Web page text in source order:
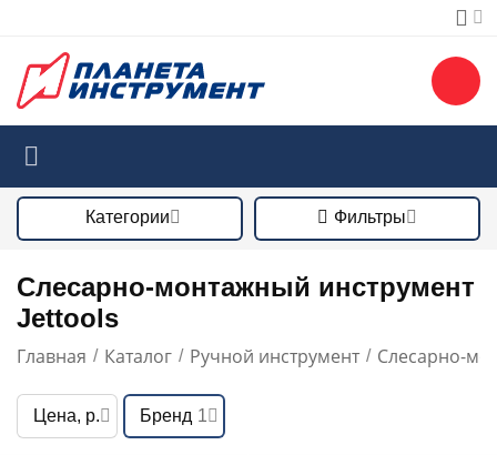
Категории Фильтры
Слесарно-монтажный инструмент
Jettools
Главная / Каталог / Ручной инструмент / Слесарно-
Цена, р. Бренд 1